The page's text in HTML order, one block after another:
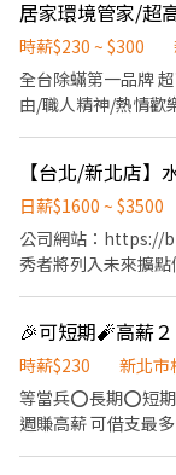
⸻ 📍 工作地點 新
運站步行約8分鐘
231、793、藍31、57、307、796 💖
日 ✨ 可線上書審快
⸻ ⏰ 上班時段 / 薪資（含津貼）
01:10 💰 月賺約
夜班 00:00–09:10
589-880 📱 瀨 ID：
https://lin.ee/
居家環境管家/超
時薪$230 ~ $300
全台除蟎第一品牌
由/職人精神/熱情歡
【台北/新北店
日薪$1600 ~ $3500
公司網站：https://bbmep.com/ 每年
秀者將列入未來擴點儲備幹部 學歷不拘，主要
浴設備與馬桶安裝等 企業服務 太陽能發電工程、消防系統工程、給
排水系統工程、製程
時薪$230
新北市
等當兵⭕️長期⭕️短
週賺高薪 可借支最多7000 ❣️無經驗可❣️工作簡單易